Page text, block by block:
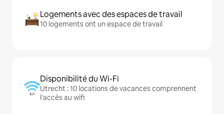
Logements avec des espaces de travail
10 logements ont un espace de travail
Disponibilité du Wi-Fi
Utrecht : 10 locations de vacances comprennent
l'accès au wifi